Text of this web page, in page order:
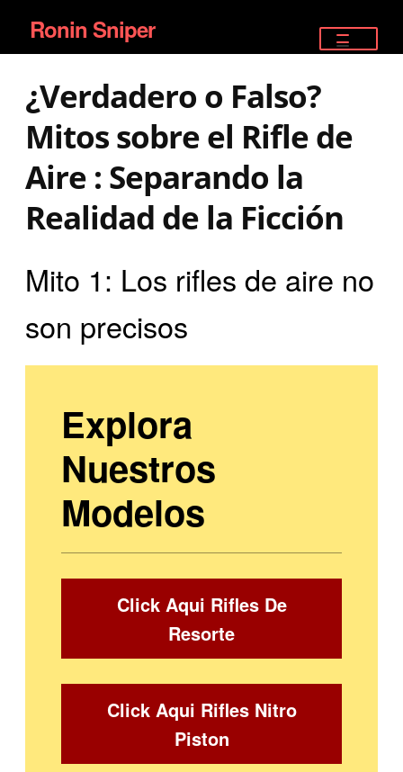
Ir
a
la
navegación
Ir
al
contenido
Ronin Sniper
EQUIPAMIENTO ÉLITE
PISTOLAS
RIFLES DEPORTIVOS
SATELITALES
¿Verdadero o Falso?
Mitos sobre el Rifle de
Aire : Separando la
Realidad de la Ficción
Mito 1: Los rifles de aire no
son precisos
Explora
Nuestros
Modelos
Click Aqui Rifles De
Resorte
Click Aqui Rifles Nitro
Piston